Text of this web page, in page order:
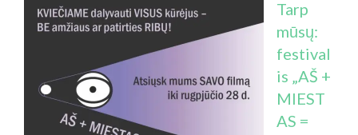
Tarp
mūsų:
festival
is „AŠ +
MIEST
AS =